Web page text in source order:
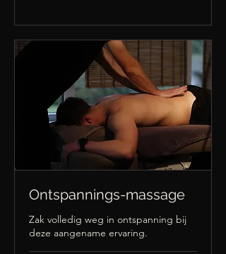
Ontspannings-massage
Zak volledig weg in ontspanning bij
deze aangename ervaring.